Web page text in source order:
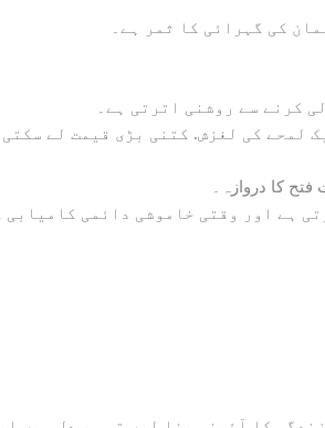
کی گہرائی کا ثمر ہے۔
کرنے سے روشنی اترتی ہے۔
لمحے کی لغزش. کتنی بڑی قیمت لے سکتی
کا دروازہ۔
ہے اور وقتی خاموشی دائمی کامیابی